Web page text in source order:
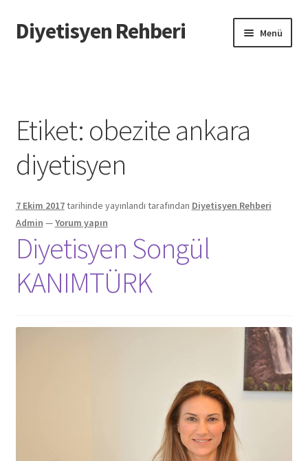
Dolaşıma
geç
İçeriğe
geç
Diyetisyen Rehberi Menü
Hata Bildir
iletişim
Sayfamı Düzenlemek İstiyorum
Yardım
Formu doldurun biz sayfanızı oluşturalım
Etiket: obezite ankara
diyetisyen
7 Ekim 2017tarihinde yayınlandı tarafından Diyetisyen Rehberi
Admin —Yorum yapın
Diyetisyen Songül
KANIMTÜRK